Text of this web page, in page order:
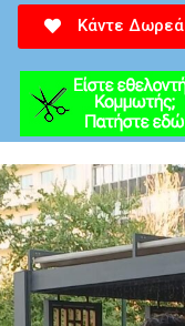
Κάντε Δωρεά